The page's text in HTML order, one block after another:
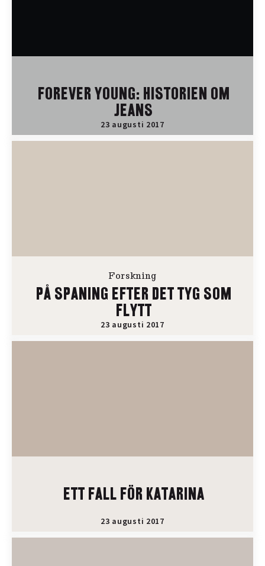
FOREVER YOUNG: HISTORIEN OM
JEANS
23 augusti 2017
Forskning
PÅ SPANING EFTER DET TYG SOM
FLYTT
23 augusti 2017
ETT FALL FÖR KATARINA
23 augusti 2017